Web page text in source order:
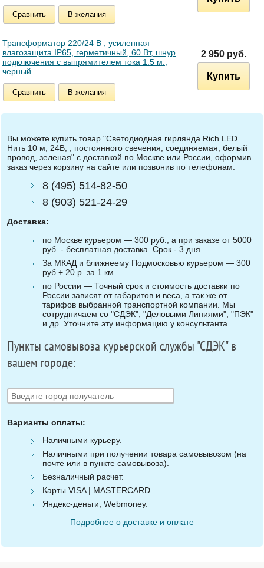
Сравнить В желания
Трансформатор 220/24 В , усиленная
влагозащита IP65, герметичный, 60 Вт, шнур
подключения с выпрямителем тока 1.5 м.,
черный
Сравнить В желания
2 950 руб.
Купить
Вы можете купить товар "Светодиодная гирлянда Rich LED
Нить 10 м, 24В, , постоянного свечения, соединяемая, белый
провод, зеленая" с доставкой по Москве или России, оформив
заказ через корзину на сайте или позвонив по телефонам:
8 (495) 514-82-50
8 (903) 521-24-29
Доставка:
по Москве курьером — 300 руб., а при заказе от 5000
руб. - бесплатная доставка. Срок - 3 дня.
За МКАД и ближнеему Подмосковью курьером — 300
руб.+ 20 р. за 1 км.
по России — Точный срок и стоимость доставки по
России зависят от габаритов и веса, а так же от
тарифов выбранной транспортной компании. Мы
сотрудничаем со "СДЭК", "Деловыми Линиями", "ПЭК"
и др. Уточните эту информацию у консультанта.
Пункты самовывоза курьерской службы "СДЭК" в
вашем городе:
Варианты оплаты:
Наличными курьеру.
Наличными при получении товара самовывозом (на
почте или в пункте самовывоза).
Безналичный расчет.
Карты VISA | MASTERCARD.
Яндекс-деньги, Webmoney.
Подробнее о доставке и оплате